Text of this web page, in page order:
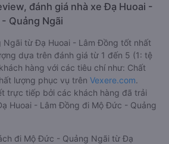
đánh giá nhà xe Đạ Huoai -
Quảng Ngãi
Ngãi từ Đạ Huoai - Lâm Đồng tốt nhất
dựa trên đánh giá từ 1 đến 5 (1: tệ
hàng với các tiêu chí như: Chất
lượng phục vụ trên Vexere.com.
trực tiếp bởi các khách hàng đã trải
Huoai - Lâm Đồng đi Mộ Đức - Quảng
đi Mộ Đức - Quảng Ngãi từ Đạ